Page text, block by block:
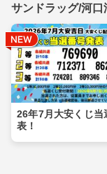
サンドラッグ/河
26年7月大安くじ当
表！